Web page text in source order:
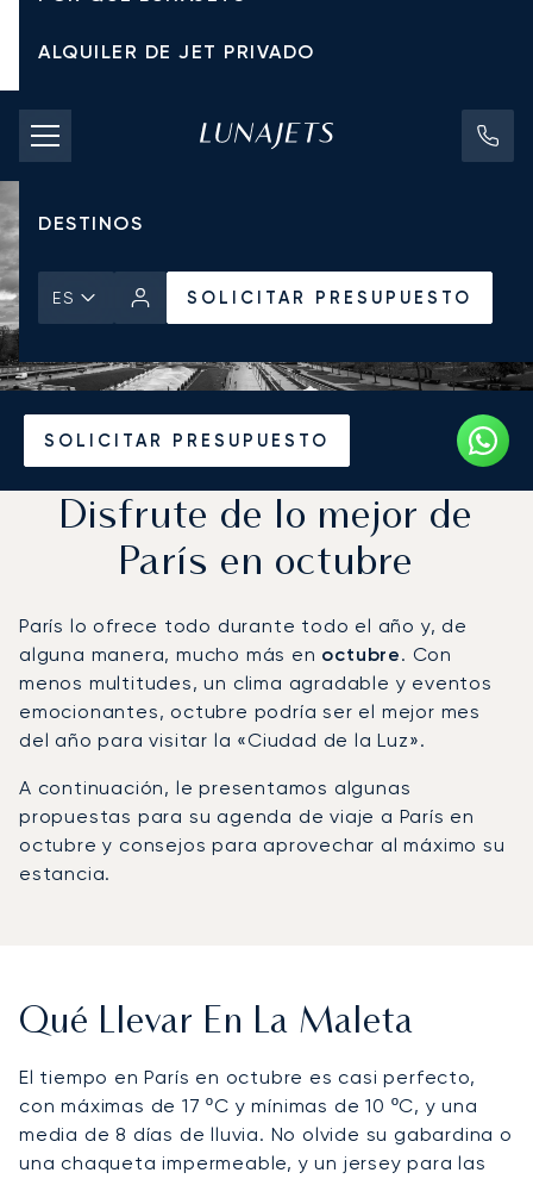
ALQUILER DE JET PRIVADO
TARIFAS DE CHÁRTER
JETS PRIVADOS
DESTINOS
ES SOLICITAR PRESUPUESTO
SOLICITAR PRESUPUESTO
Disfrute de lo mejor de
París en octubre
París lo ofrece todo durante todo el año y, de
alguna manera, mucho más en octubre. Con
menos multitudes, un clima agradable y eventos
emocionantes, octubre podría ser el mejor mes
del año para visitar la «Ciudad de la Luz».
A continuación, le presentamos algunas
propuestas para su agenda de viaje a París en
octubre y consejos para aprovechar al máximo su
estancia.
Qué Llevar En La Maleta
El tiempo en París en octubre es casi perfecto,
con máximas de 17 ºC y mínimas de 10 ºC, y una
media de 8 días de lluvia. No olvide su gabardina o
una chaqueta impermeable, y un jersey para las